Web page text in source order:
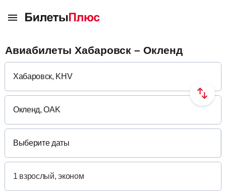
Авиабилеты Хабаровск – Окленд
Выберите даты